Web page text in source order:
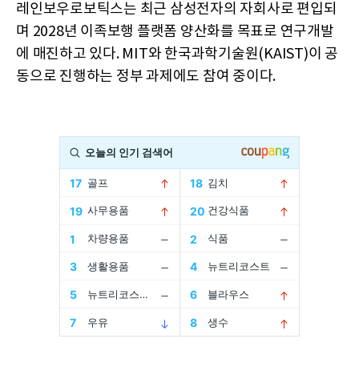
레인보우로보틱스는 최근 삼성전자의 자회사로 편입되
며 2028년 이족보행 플랫폼 양산화를 목표로 연구개발
에 매진하고 있다. MIT와 한국과학기술원(KAIST)이 공
동으로 진행하는 정부 과제에도 참여 중이다.